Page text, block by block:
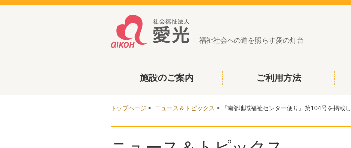
福祉社会への道を照らす愛の灯台
施設のご案内 ご利用方法
トップページ > ニュース＆トピックス > 『南部地域福祉センター便り』第104号を掲載